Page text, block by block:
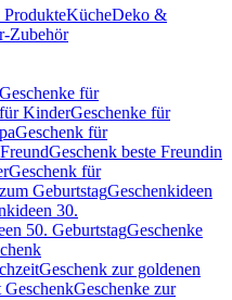
ProdukteKücheDeko &
Zubehör
Geschenke für
KinderGeschenke für
Geschenk für
Geschenk beste Freundin
Geschenk für
GeburtstagGeschenkideen
30.
50. GeburtstagGeschenke
Geschenk zur goldenen
GeschenkGeschenke zur